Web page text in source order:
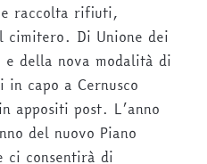
e raccolta rifiuti,
cimitero. Di Unione dei
e della nova modalità di
capo a Cernusco
appositi post. L’anno
del nuovo Piano
ci consentirà di